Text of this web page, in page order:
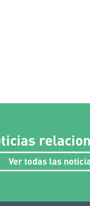
Ver todas las